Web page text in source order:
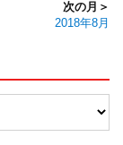
次の月＞
2018年8月